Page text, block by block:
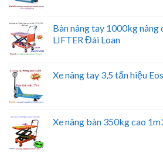
Bàn nâng tay 1000kg nâng
LIFTER Đài Loan
Xe nâng tay 3,5 tấn hiệu
Xe nâng bàn 350kg cao